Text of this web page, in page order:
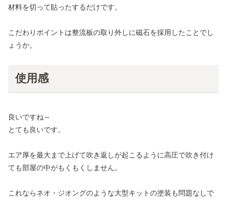
材料を切って貼ったするだけです。
こだわりポイントは整流板の取り外しに磁石を採用したことでし
ょうか。
使用感
良いですね～
とても良いです。
エア厚を最大まで上げて吹き返しが起こるように高圧で吹き付け
ても部屋の中がもくもくしません。
これならネオ・ジオングのような大型キットの塗装も問題なしで